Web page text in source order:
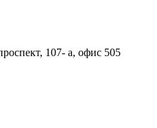
107- а, офис 505